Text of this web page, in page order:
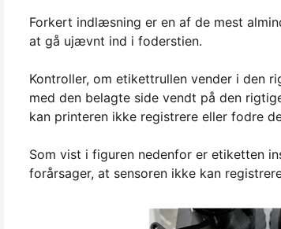
Forkert indlæsning er en af de mest
at gå ujævnt ind i foderstien.
Kontroller, om etikettrullen vender i den
med den belagte side vendt på den
kan printeren ikke registrere eller fodre
Som vist i figuren nedenfor er etiketten
forårsager, at sensoren ikke kan